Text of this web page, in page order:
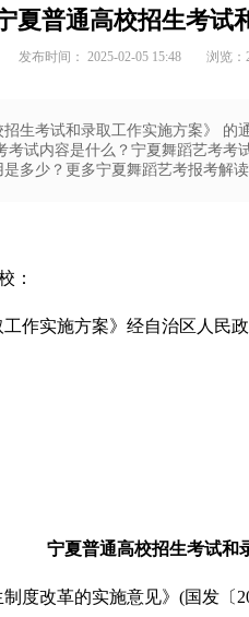
夏普通高校招生考试
发布时间： 2025-02-05 15:48 浏览：
生考试和录取工作实施方案》
考试内容是什么？宁夏舞蹈艺考
多少？更多宁夏舞蹈艺考报考解
：
工作实施方案》经自治区人民
宁夏普通高校招生考试和
度改革的实施意见》(国发〔